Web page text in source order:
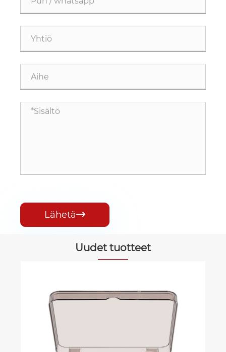
Lähetä
Uudet tuotteet
Kannettava CD-soitin Anti Skip
Katso lisää >>